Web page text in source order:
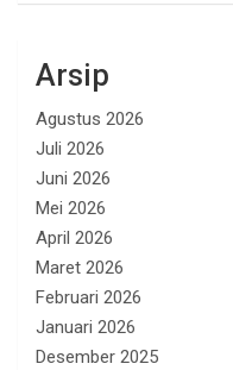
Arsip
Agustus 2026
Juli 2026
Juni 2026
Mei 2026
April 2026
Maret 2026
Februari 2026
Januari 2026
Desember 2025